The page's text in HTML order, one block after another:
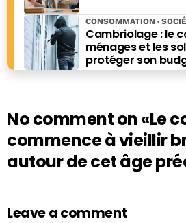
Cambriolage : le
ménages et les
protéger son
CONSOMMATION
No comment on«Le
commence à vieillir
autour de cet âge
Leave a comment